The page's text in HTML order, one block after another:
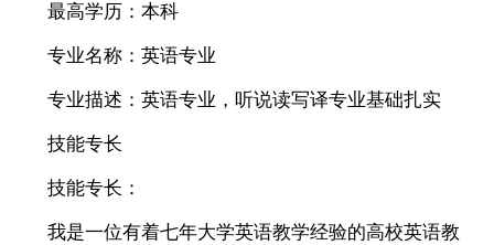
最高学历：本科
专业名称：英语专业
专业描述：英语专业，听说读写译专业基础扎实
技能专长
技能专长：
我是一位有着七年大学英语教学经验的高校英语教